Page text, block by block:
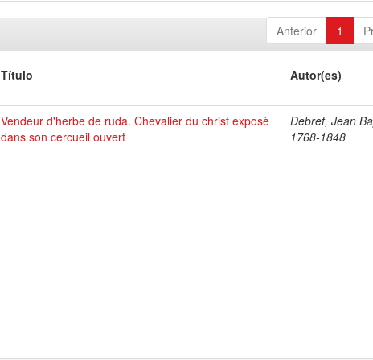
Anterior 1
Título Autor(es)
Vendeur d'herbe de ruda. Chevalier du christ exposè
dans son cercueil ouvert
Debret, Jean
1768-1848